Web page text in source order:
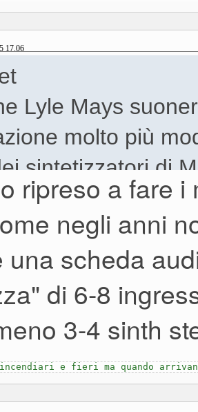
17.06
Lyle Mays
molto più
sintetizzatori di
a disposizione
ma viene
penso abbia
all'altezza.
ripreso a fare
negli anni
una scheda
di 6-8
3-4 sinth
e fieri ma quando